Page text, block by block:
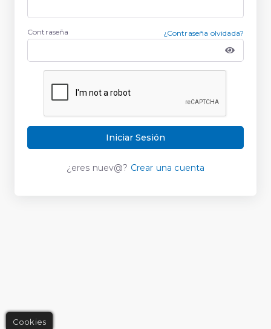
Contraseña ¿Contraseña olvidada?
Iniciar Sesión
¿eres nuev@? Crear una cuenta
Cookies